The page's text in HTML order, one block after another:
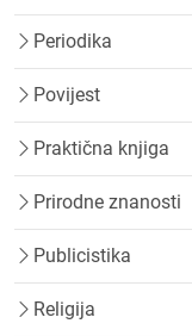
Periodika
Povijest
Praktična knjiga
Prirodne znanosti
Publicistika
Religija